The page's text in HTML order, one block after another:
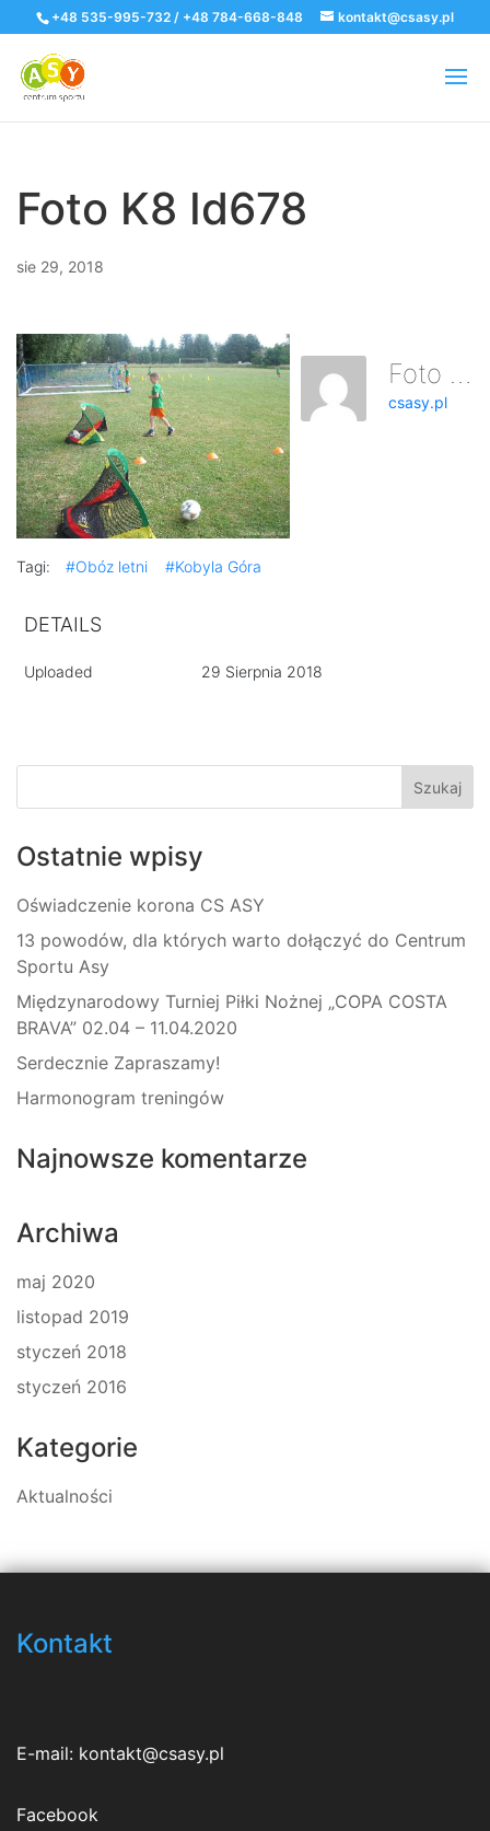
+48 535-995-732 / +48 784-668-848 kontakt@csasy.pl
Foto K8 Id678
sie 29, 2018
Foto K8 Id678
csasy.pl
Tagi: #Obóz letni #Kobyla Góra
DETAILS
Uploaded 29 Sierpnia 2018
Ostatnie wpisy
Oświadczenie korona CS ASY
13 powodów, dla których warto dołączyć do Centrum
Sportu Asy
Międzynarodowy Turniej Piłki Nożnej „COPA COSTA
BRAVA” 02.04 – 11.04.2020
Serdecznie Zapraszamy!
Harmonogram treningów
Najnowsze komentarze
Archiwa
maj 2020
listopad 2019
styczeń 2018
styczeń 2016
Kategorie
Aktualności
Kontakt
E-mail: kontakt@csasy.pl
Facebook